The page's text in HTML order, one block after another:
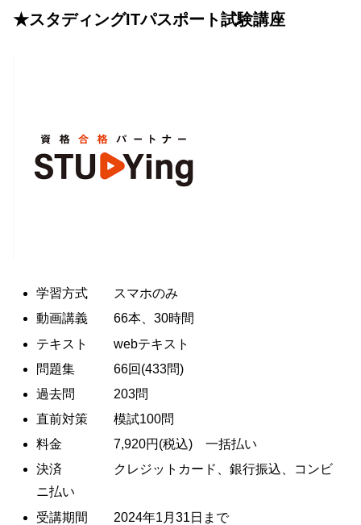
★スタディングITパスポート試験講座
学習方式 スマホのみ
動画講義 66本、30時間
テキスト webテキスト
問題集 66回(433問)
過去問 203問
直前対策 模試100問
料金 7,920円(税込) 一括払い
決済 クレジットカード、銀行振込、コンビ
ニ払い
受講期間 2024年1月31日まで